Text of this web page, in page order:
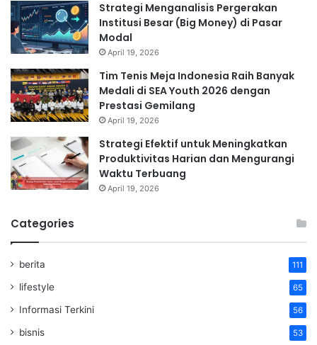
Strategi Menganalisis Pergerakan
Institusi Besar (Big Money) di Pasar
Modal
April 19, 2026
Tim Tenis Meja Indonesia Raih Banyak
Medali di SEA Youth 2026 dengan
Prestasi Gemilang
April 19, 2026
Strategi Efektif untuk Meningkatkan
Produktivitas Harian dan Mengurangi
Waktu Terbuang
April 19, 2026
Categories
berita 111
lifestyle 65
Informasi Terkini 56
bisnis 53